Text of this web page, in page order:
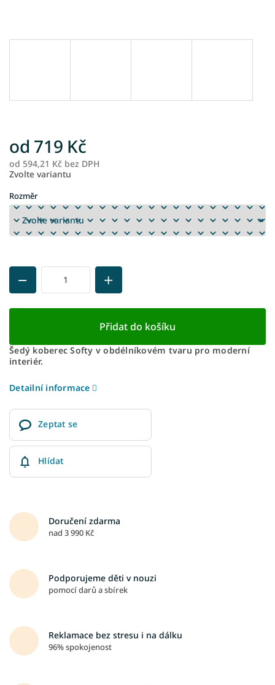
od 719 Kč
od 594,21 Kč bez DPH
Zvolte variantu
Rozměr
Přidat do košíku
Šedý koberec Softy v obdélníkovém tvaru pro moderní
interiér.
Detailní informace
Zeptat se
Hlídat
Doručení zdarma
nad 3 990 Kč
Podporujeme děti v nouzi
pomocí darů a sbírek
Reklamace bez stresu i na dálku
96% spokojenost